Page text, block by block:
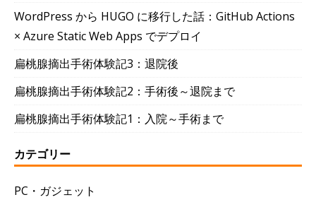
WordPress から HUGO に移行した話：GitHub Actions
× Azure Static Web Apps でデプロイ
扁桃腺摘出手術体験記3：退院後
扁桃腺摘出手術体験記2：手術後～退院まで
扁桃腺摘出手術体験記1：入院～手術まで
カテゴリー
PC・ガジェット